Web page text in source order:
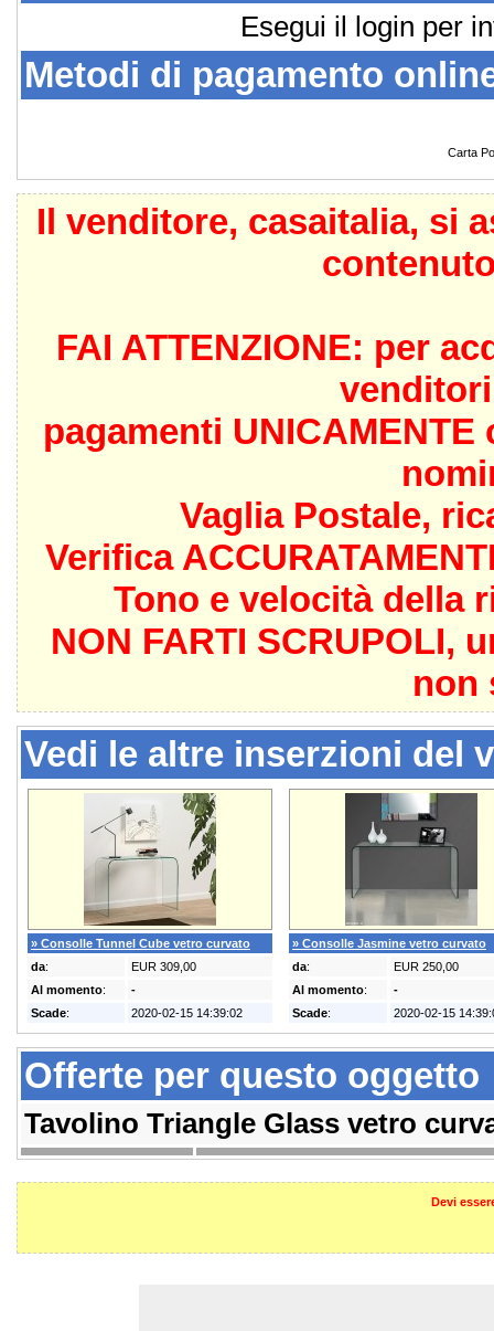
Esegui il login per
Metodi di pagamento
Carta
Il venditore, casaitalia, si
FAI ATTENZIONE: per
pagamenti
Vaglia Postale,
Verifica
Tono e velocità della
NON FARTI SCRUPOLI,
non
Vedi le altre inserzioni del
» Consolle Tunnel Cube vetro curvato
da:
EUR 309,00
Al momento:
-
Scade: 2020-02-15 14:39:02
» Consolle Jasmine vetro curvato
da:
EUR 250,00
Al momento:
-
Scade: 2020-02-15
Offerte per questo oggetto
Tavolino Triangle Glass vetro
Devi